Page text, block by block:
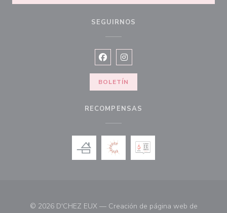
SEGUIRNOS
Facebook ((abre en una nueva
Instagram ((abre en una
BOLETÍN
RECOMPENSAS
© 2026 D'CHEZ EUX — Creación de página web de